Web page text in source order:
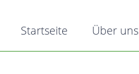
Startseite Über uns